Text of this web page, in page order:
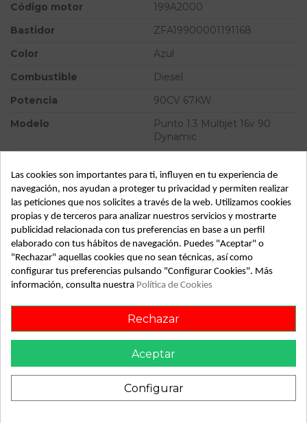
Código motor
199A2000
Bastidor
ZFA19900001191168
Color
Azul
Combustible
Diesel
Potencia
90CV 67KW
Modelo
Punto 1.3 Multijet 16v 90
Dynamic
Almacén
49349
SubAlmacén
359
SubSubAlmacén
100028912
ID: 788354
Fecha disponible: 2022-04-04
Recambio de maneta exterior delantera derecha para fiat
punto 1.3 multijet 16v 90 dynamic referencia OEM IAM
Las cookies son importantes para ti, influyen en tu experiencia de
navegación, nos ayudan a proteger tu privacidad y permiten realizar
las peticiones que nos solicites a través de la web. Utilizamos cookies
propias y de terceros para analizar nuestros servicios y mostrarte
publicidad relacionada con tus preferencias en base a un perfil
elaborado con tus hábitos de navegación. Puedes "Aceptar" o
"Rechazar" aquellas cookies que no sean técnicas, así como
configurar tus preferencias pulsando "Configurar Cookies". Más
información, consulta nuestra Política de Cookies
Rechazar
Aceptar
Configurar